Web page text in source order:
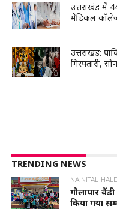
उत्तराखंड में
मेडिकल
उत्तराखंड:
गिरफ्तारी,
TRENDING NEWS
NAINITAL-
गौलापार
किया गया